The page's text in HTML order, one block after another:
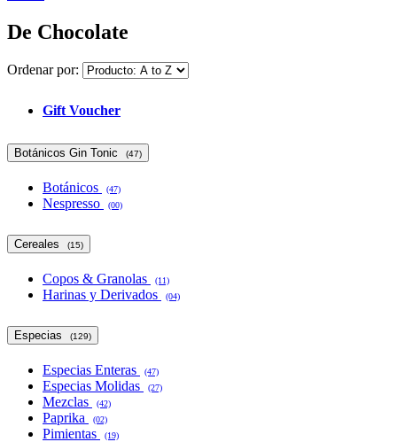
De Chocolate
Ordenar por:
Gift Voucher
Botánicos Gin Tonic (47)
Botánicos (47)
Nespresso (00)
Cereales (15)
Copos & Granolas (11)
Harinas y Derivados (04)
Especias (129)
Especias Enteras (47)
Especias Molidas (27)
Mezclas (42)
Paprika (02)
Pimientas (19)